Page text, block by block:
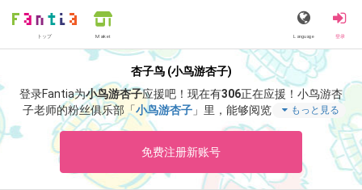
トップ Market Language 登录
杏子鸟 (小鸟游杏子)
登录Fantia为小鸟游杏子应援吧！ 现在有306正在应援！ 小鸟游杏
子老师的粉丝俱乐部「小鸟游杏子 」里，能够阅览「怎么去加拿
大 」等特别内容。
もっと見る
免费注册新账号